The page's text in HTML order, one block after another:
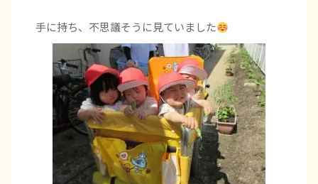
手に持ち、不思議そうに見ていました